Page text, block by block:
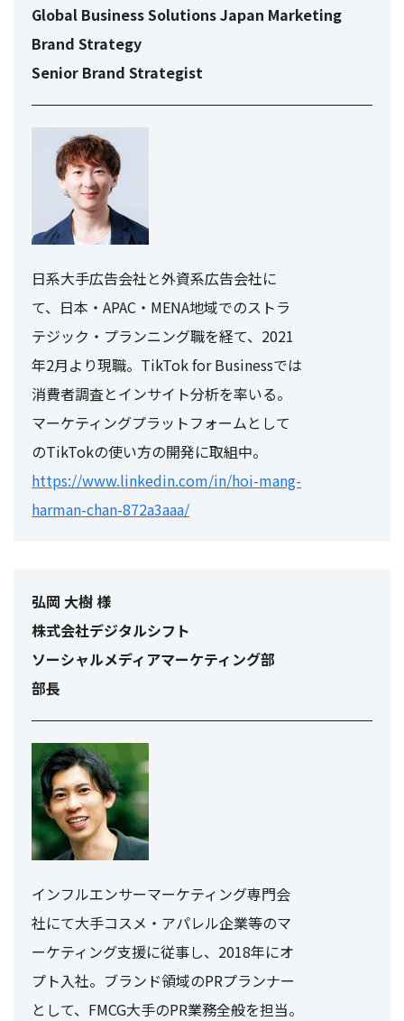
Global Business Solutions Japan Marketing
Brand Strategy
Senior Brand Strategist
日系大手広告会社と外資系広告会社に
て、日本・APAC・MENA地域でのストラ
テジック・プランニング職を経て、2021
年2月より現職。TikTok for Businessでは
消費者調査とインサイト分析を率いる。
マーケティングプラットフォームとして
のTikTokの使い方の開発に取組中。
https://www.linkedin.com/in/hoi-mang-
harman-chan-872a3aaa/
弘岡 大樹 様
株式会社デジタルシフト
ソーシャルメディアマーケティング部
部長
インフルエンサーマーケティング専門会
社にて大手コスメ・アパレル企業等のマ
ーケティング支援に従事し、2018年にオ
プト入社。ブランド領域のPRプランナー
として、FMCG大手のPR業務全般を担当。